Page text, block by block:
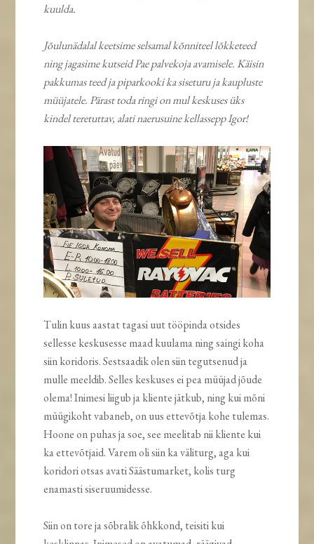
kuulda.
Jõulunädalal keetsime selsamal kõnniteel lõkketeed
ning jagasime kutseid Pae palvekoja avamisele. Käisin
pakkumas teed ja piparkooki ka siseturu ja kaupluste
müüjatele. Pärast toda ringi on mul keskuses üks
kindel teretuttav, alati naerusuine kellassepp Igor!
Tulin kuus aastat tagasi uut tööpinda otsides
sellesse keskusesse maad kuulama ning saingi koha
siin koridoris. Sestsaadik olen siin tegutsenud ja
mulle meeldib. Selles keskuses ei pea müüjad jõude
olema! Inimesi liigub ja kliente jätkub, ning kui mõni
müügikoht vabaneb, on uus ettevõtja kohe tulemas.
Hoone on puhas ja soe, see meelitab nii kliente kui
ka ettevõtjaid. Varem oli siin ka väliturg, aga kui
koridori otsas avati Säästumarket, kolis turg
enamasti siseruumidesse.
Siin on tore ja sõbralik õhkkond, teisiti kui